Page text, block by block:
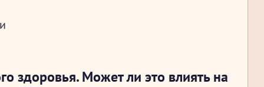
здоровья. Может ли это влиять на